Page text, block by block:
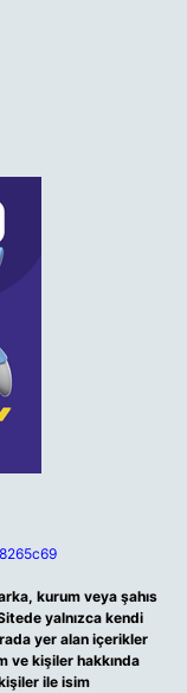
kurum veya şahıs
yalnızca kendi
yer alan içerikler
ve kişiler hakkında
ile isim